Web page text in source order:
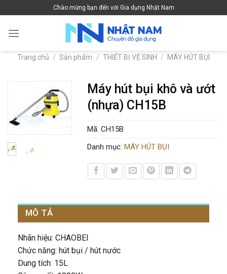
to
content
Chào mừng bạn đến với Gia dụng Nhật Nam
Trang chủ / Sản phẩm / THIẾT BỊ VỆ SINH / MÁY HÚT BỤI
Máy hút bụi khô và ướt
(nhựa) CH15B
Mã: CH15B
Danh mục: MÁY HÚT BỤI
MÔ TẢ
Nhãn hiệu: CHAOBEI
Chức năng: hút bụi / hút nước
Dung tích: 15L